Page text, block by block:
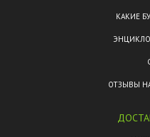
КАКИЕ
ОТЗЫВЫ